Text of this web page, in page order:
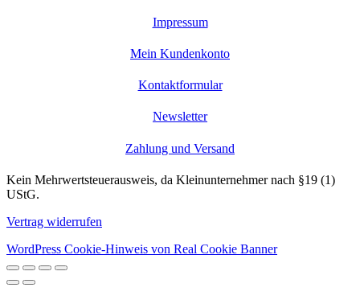
Impressum
Mein Kundenkonto
Kontaktformular
Newsletter
Zahlung und Versand
Kein Mehrwertsteuerausweis, da Kleinunternehmer nach §19 (1)
UStG.
Vertrag widerrufen
WordPress Cookie-Hinweis von Real Cookie Banner